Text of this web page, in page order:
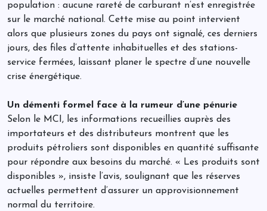
population : aucune rareté de carburant n’est enregistrée
sur le marché national. Cette mise au point intervient
alors que plusieurs zones du pays ont signalé, ces derniers
jours, des files d’attente inhabituelles et des stations-
service fermées, laissant planer le spectre d’une nouvelle
crise énergétique.
Un démenti formel face à la rumeur d’une pénurie
Selon le MCI, les informations recueillies auprès des
importateurs et des distributeurs montrent que les
produits pétroliers sont disponibles en quantité suffisante
pour répondre aux besoins du marché. « Les produits sont
disponibles », insiste l’avis, soulignant que les réserves
actuelles permettent d’assurer un approvisionnement
normal du territoire.